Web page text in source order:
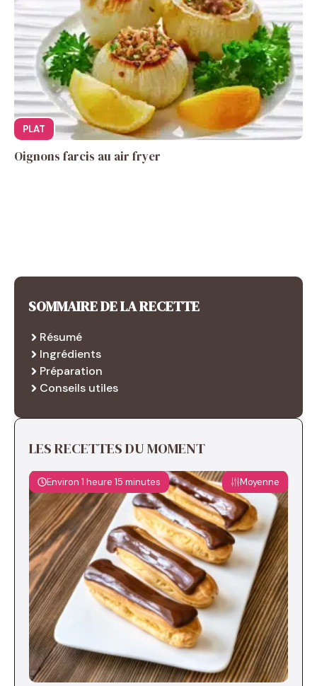
PLAT
Oignons farcis au air fryer
SOMMAIRE DE LA RECETTE
Résumé
Ingrédients
Préparation
Conseils utiles
LES RECETTES DU MOMENT
Environ 1 heure 15 minutes Moyenne